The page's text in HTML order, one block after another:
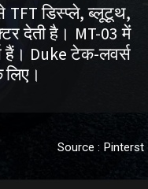
TFT डिस्प्ले, ब्लूटूथ,
देती है। MT-03 में
हैं। Duke टेक-लवर्स
Source : Pinterst